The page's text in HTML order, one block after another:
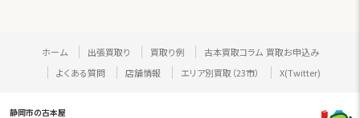
ホーム 出張買取り 買取り例 古本買取コラム 買取お申込み
よくある質問
店舗情報 エリア別買取（23市） X(Twitter)
静岡市の古本屋